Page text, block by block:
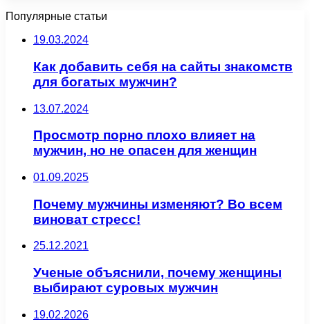
Популярные статьи
19.03.2024
Как добавить себя на сайты знакомств
для богатых мужчин?
13.07.2024
Просмотр порно плохо влияет на
мужчин, но не опасен для женщин
01.09.2025
Почему мужчины изменяют? Во всем
виноват стресс!
25.12.2021
Ученые объяснили, почему женщины
выбирают суровых мужчин
19.02.2026